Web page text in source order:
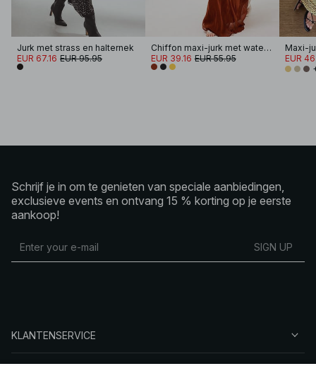
Jurk met strass en halternek
EUR 67.16 EUR 95.95
Chiffon maxi-jurk met watervalhals en sjaal
EUR 39.16 EUR 55.95
Maxi-
EUR
Schrijf je in om te genieten van speciale aanbiedingen,
exclusieve events en ontvang 15 % korting op je eerste
aankoop!
SIGN UP
KLANTENSERVICE